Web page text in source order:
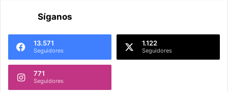
Síganos
13.571
Seguidores
1.122
Seguidores
771
Seguidores